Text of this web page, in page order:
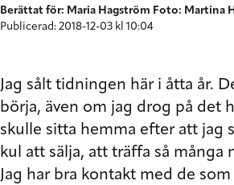
Berättat för: Maria Hagström Foto: Martina
Publicerad: 2018-12-03 kl 10:04
Jag sålt tidningen här i åtta år.
börja, även om jag drog på det
skulle sitta hemma efter att jag
kul att sälja, att träffa så många
Jag har bra kontakt med de